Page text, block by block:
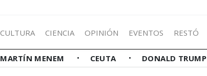
CULTURA CIENCIA OPINIÓN EVENTOS RESTÓ
MARTÍN MENEM CEUTA DONALD TRUMP